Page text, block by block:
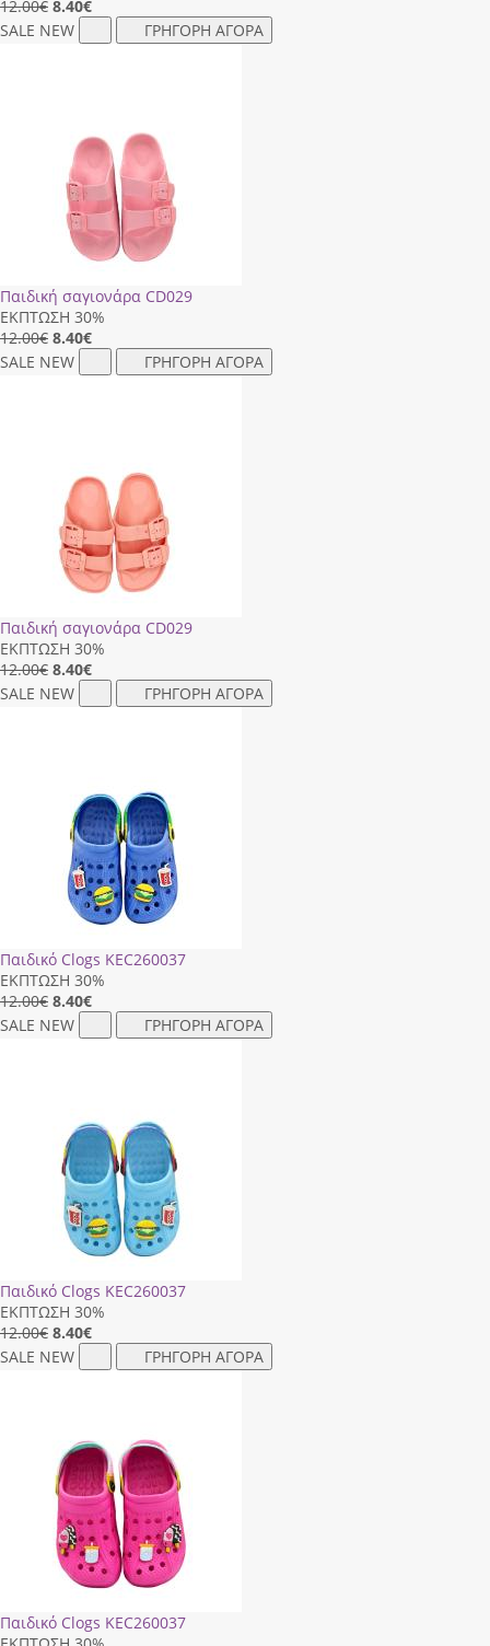
12.00€ 8.40€
SALE NEW ΓΡΗΓΟΡΗ ΑΓΟΡΑ
Παιδική σαγιονάρα CD029
ΕΚΠΤΩΣΗ 30%
12.00€ 8.40€
SALE NEW ΓΡΗΓΟΡΗ ΑΓΟΡΑ
Παιδική σαγιονάρα CD029
ΕΚΠΤΩΣΗ 30%
12.00€ 8.40€
SALE NEW ΓΡΗΓΟΡΗ ΑΓΟΡΑ
Παιδικό Clogs ΚΕC260037
ΕΚΠΤΩΣΗ 30%
12.00€ 8.40€
SALE NEW ΓΡΗΓΟΡΗ ΑΓΟΡΑ
Παιδικό Clogs ΚΕC260037
ΕΚΠΤΩΣΗ 30%
12.00€ 8.40€
SALE NEW ΓΡΗΓΟΡΗ ΑΓΟΡΑ
Παιδικό Clogs ΚΕC260037